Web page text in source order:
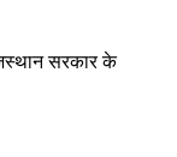
सरकार के